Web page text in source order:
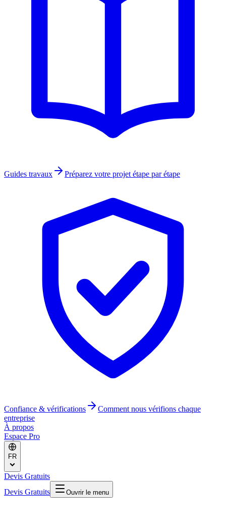
Guides travaux Préparez votre projet étape par étape
Confiance & vérifications
Comment nous vérifions chaque
entreprise
À propos
Espace Pro
FR
Devis Gratuits
Devis Gratuits
Ouvrir le menu